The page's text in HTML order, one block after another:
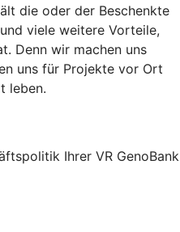
die oder der Beschenkte
viele weitere Vorteile,
Denn wir machen uns
uns für Projekte vor Ort
leben.
Ihrer VR GenoBank